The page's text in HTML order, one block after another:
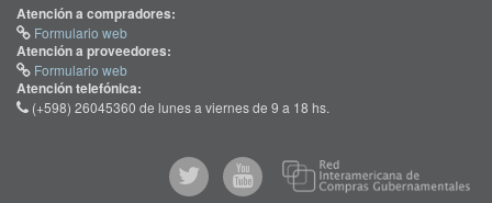
Atención a compradores:
Formulario web
Atención a proveedores:
Formulario web
Atención telefónica:
(+598) 26045360 de lunes a viernes de 9 a 18 hs.
@comprasgubuy
ACCE